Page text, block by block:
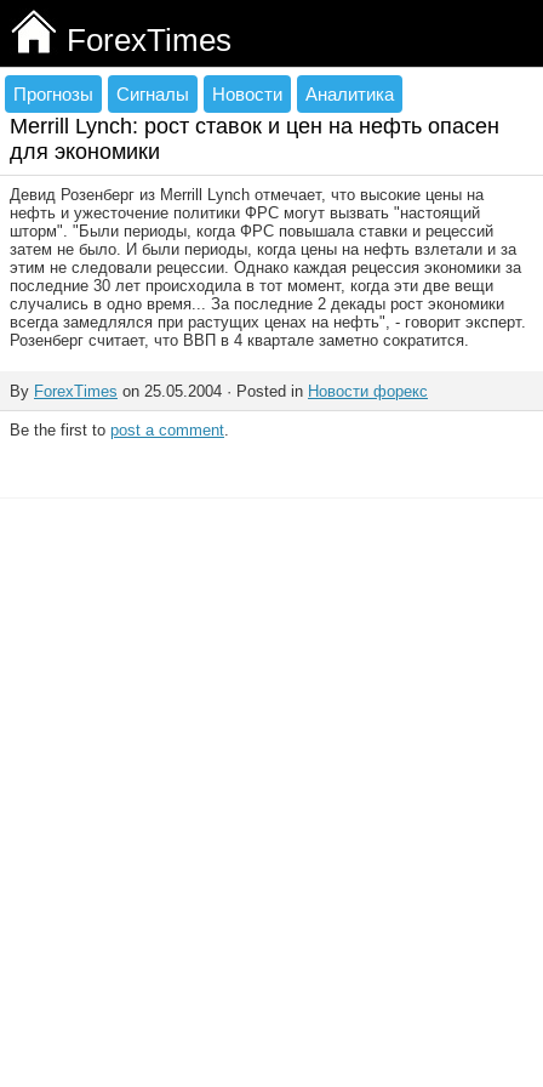
ForexTimes
Прогнозы Сигналы Новости Аналитика
Merrill Lynch: рост ставок и цен на нефть опасен
для экономики
Девид Розенберг из Merrill Lynch отмечает, что высокие цены на
нефть и ужесточение политики ФРС могут вызвать "настоящий
шторм". "Были периоды, когда ФРС повышала ставки и рецессий
затем не было. И были периоды, когда цены на нефть взлетали и за
этим не следовали рецессии. Однако каждая рецессия экономики за
последние 30 лет происходила в тот момент, когда эти две вещи
случались в одно время... За последние 2 декады рост экономики
всегда замедлялся при растущих ценах на нефть", - говорит эксперт.
Розенберг считает, что ВВП в 4 квартале заметно сократится.
By ForexTimes on 25.05.2004 · Posted in Новости форекс
Be the first to post a comment.